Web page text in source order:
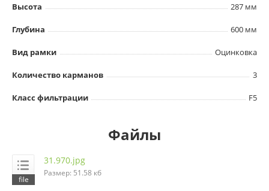
Высота 287 мм
Глубина 600 мм
Вид рамки Оцинковка
Количество карманов 3
Класс фильтрации F5
Файлы
31.970.jpg
Размер: 51.58 кб